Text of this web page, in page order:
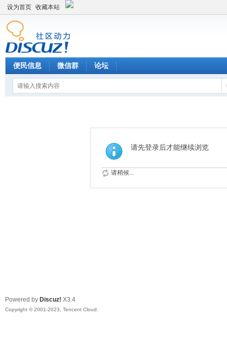
设为首页 收藏本站
便民信息 微信群 论坛
请先登录后才能继续浏览
请稍候...
Powered by Discuz! X3.4
Copyright © 2001-2023, Tencent Cloud.